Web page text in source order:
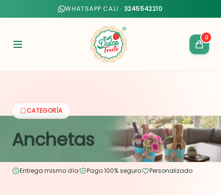
WHATSAPP CALI · 3245542210
0
CATEGORÍA
Anchetas
Entrega mismo día Pago 100% seguro Personalizado